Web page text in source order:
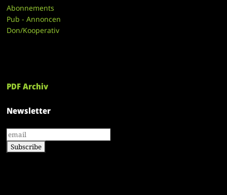
Abonnements
Pub - Annoncen
Don/Kooperativ
PDF Archiv
Newsletter